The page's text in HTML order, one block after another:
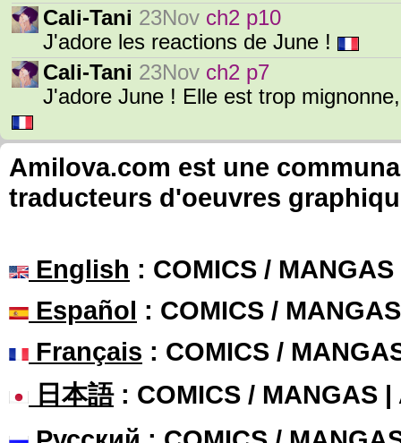
Cali-Tani 23Nov ch2 p10
J'adore les reactions de June !
Cali-Tani 23Nov ch2 p7
J'adore June ! Elle est trop
Amilova.com est une
traducteurs d'oeuvres
English : COMICS /
Español : COMICS /
Français : COMICS /
日本語: COMICS / MANGAS |